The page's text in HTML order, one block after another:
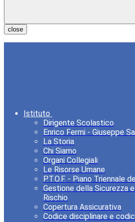
close
Istituto
Dirigente Scolastico
Enrico Fermi - Giuseppe
La Storia
Chi Siamo
Organi Collegiali
Le Risorse Umane
P.T.O.F. - Piano
Gestione della Sicurezza
Rischio
Copertura Assicurativa
Codice disciplinare e